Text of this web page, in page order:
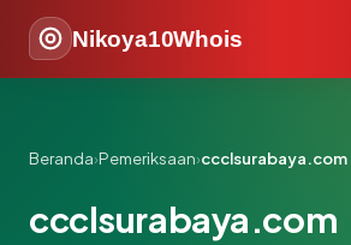
Nikoya10Whois
Beranda›Pemeriksaan›ccclsurabaya.com
ccclsurabaya.com